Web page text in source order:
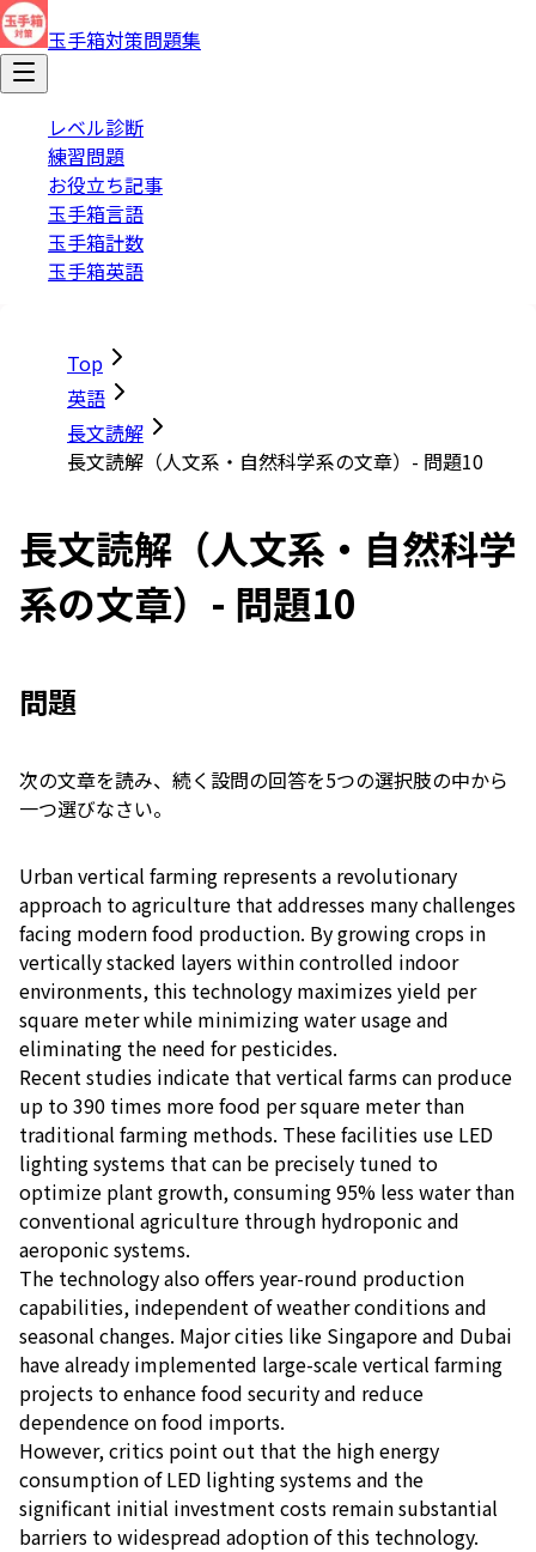
玉手箱対策問題集
レベル診断
練習問題
お役立ち記事
玉手箱言語
玉手箱計数
玉手箱英語
Top
英語
長文読解
長文読解（人文系・自然科学系の文章）- 問題10
長文読解（人文系・自然科学
系の文章）- 問題10
問題
次の文章を読み、続く設問の回答を5つの選択肢の中から
一つ選びなさい。
Urban vertical farming represents a revolutionary
approach to agriculture that addresses many challenges
facing modern food production. By growing crops in
vertically stacked layers within controlled indoor
environments, this technology maximizes yield per
square meter while minimizing water usage and
eliminating the need for pesticides.
Recent studies indicate that vertical farms can produce
up to 390 times more food per square meter than
traditional farming methods. These facilities use LED
lighting systems that can be precisely tuned to
optimize plant growth, consuming 95% less water than
conventional agriculture through hydroponic and
aeroponic systems.
The technology also offers year-round production
capabilities, independent of weather conditions and
seasonal changes. Major cities like Singapore and Dubai
have already implemented large-scale vertical farming
projects to enhance food security and reduce
dependence on food imports.
However, critics point out that the high energy
consumption of LED lighting systems and the
significant initial investment costs remain substantial
barriers to widespread adoption of this technology.